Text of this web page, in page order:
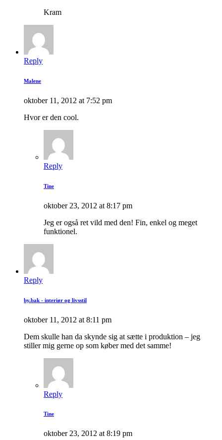
Kram
Reply
Malene
oktober 11, 2012 at 7:52 pm
Hvor er den cool.
Reply
Tine
oktober 23, 2012 at 8:17 pm
Jeg er også ret vild med den! Fin, enkel og meget
funktionel.
Reply
by.bak - interiør og livsstil
oktober 11, 2012 at 8:11 pm
Dem skulle han da skynde sig at sætte i produktion – jeg
stiller mig gerne op som køber med det samme!
Reply
Tine
oktober 23, 2012 at 8:19 pm